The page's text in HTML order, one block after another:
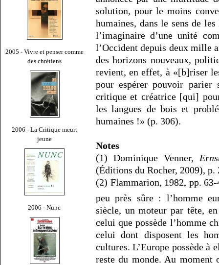
2005 - Vivre et penser comme
des chrétiens
2006 - La Critique meurt
jeune
2006 - Nunc
solution, pour le moins
humaines, dans le sens de
l’imaginaire d’une unité
l’Occident depuis deux mille
des horizons nouveaux,
revient, en effet, à «[b]riser
pour espérer pouvoir
critique et créatrice [qui]
les langues de bois et
humaines !» (p. 306).
Notes
(1) Dominique Venner,
(Éditions du Rocher, 2009), p.
(2) Flammarion, 1982, pp.
peu près sûre : l’homme
siècle, un moteur par tête,
celui que possède l’homme
celui dont disposent les
cultures. L’Europe possède à
reste du monde. Au moment